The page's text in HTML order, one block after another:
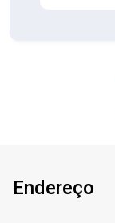
Endereço